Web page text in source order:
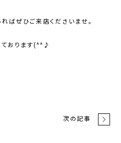
ばぜひご来店くださいませ。
ております(^^♪
次の記事